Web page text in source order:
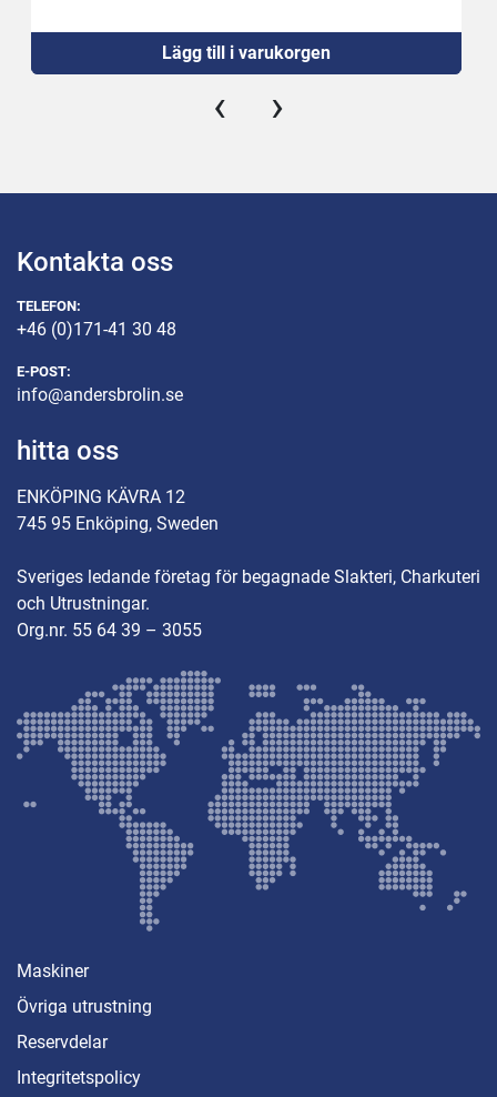
Lägg till i varukorgen
‹ ›
Kontakta oss
TELEFON:
+46 (0)171-41 30 48
E-POST:
info@andersbrolin.se
hitta oss
ENKÖPING KÄVRA 12
745 95 Enköping, Sweden
Sveriges ledande företag för begagnade Slakteri, Charkuteri
och Utrustningar.
Org.nr. 55 64 39 – 3055
Maskiner
Övriga utrustning
Reservdelar
Integritetspolicy